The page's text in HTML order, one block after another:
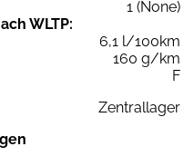
1 (None)
WLTP:
6,1 l/100km
160 g/km
F
Zentrallager